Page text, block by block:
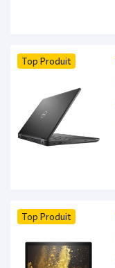
Top Produit
Top Produit